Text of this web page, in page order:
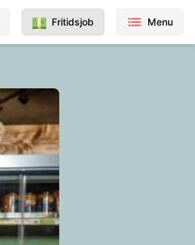
Fritidsjob Menu